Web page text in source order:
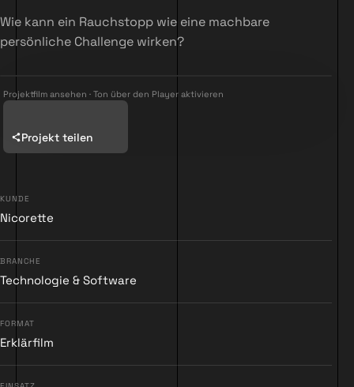
Wie kann ein Rauchstopp wie eine machbare
persönliche Challenge wirken?
Projektfilm ansehen · Ton über den Player aktivieren
Projekt teilen
KUNDE
Nicorette
BRANCHE
Technologie & Software
FORMAT
Erklärfilm